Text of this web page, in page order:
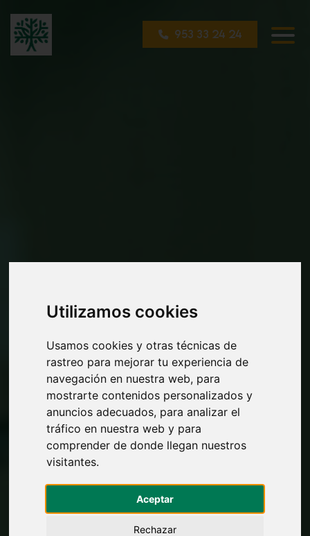
Utilizamos cookies
Usamos cookies y otras técnicas de
rastreo para mejorar tu experiencia de
navegación en nuestra web, para
mostrarte contenidos personalizados y
anuncios adecuados, para analizar el
tráfico en nuestra web y para
comprender de donde llegan nuestros
visitantes.
Aceptar
Rechazar
953 33 24 24